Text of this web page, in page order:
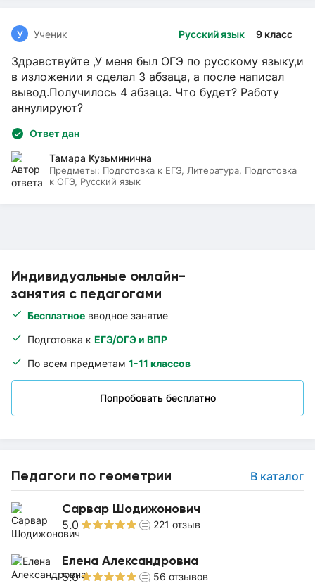
Индивидуальные онлайн-
занятия с педагогами
Бесплатное вводное занятие
Подготовка к ЕГЭ/ОГЭ и ВПР
По всем предметам 1-11 классов
Попробовать бесплатно
Педагоги по геометрии В каталог
Сарвар Шодижонович
5.0 221 отзыв
Елена Александровна
5.0 56 отзывов
Русский язык 9 класс
У Ученик
Здравствуйте ,У меня был ОГЭ по русскому языку,и
в изложении я сделал 3 абзаца, а после написал
вывод.Получилось 4 абзаца. Что будет? Работу
аннулируют?
Ответ дан
Тамара Кузьминична
Предметы: Подготовка к ЕГЭ, Литература, Подготовка
к ОГЭ, Русский язык